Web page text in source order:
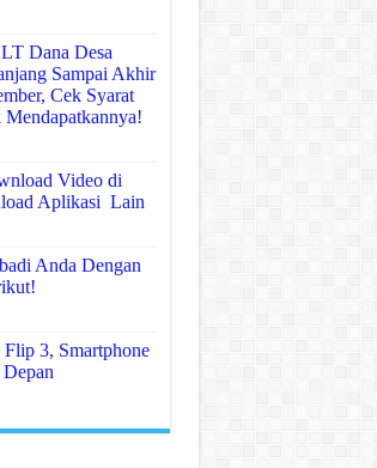
Dana Desa
Sampai Akhir
Cek Syarat
Mendapatkannya!
Video di
Aplikasi Lain
Anda Dengan
3, Smartphone